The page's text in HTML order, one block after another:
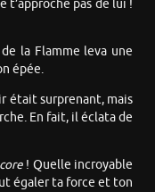
t’approche pas de lui !
la Flamme leva une
épée.
était surprenant, mais
En fait, il éclata de
! Quelle incroyable
égaler ta force et ton